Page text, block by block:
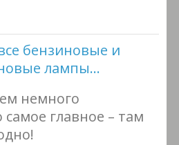
бензиновые и
лампы...
немного
главное – там